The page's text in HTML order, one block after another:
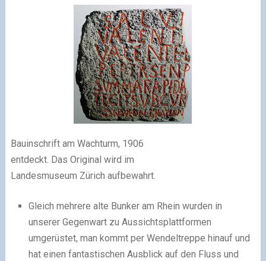
Bauinschrift am Wachturm, 1906
entdeckt. Das Original wird im
Landesmuseum Zürich aufbewahrt.
Gleich mehrere alte Bunker am Rhein wurden in
unserer Gegenwart zu Aussichtsplattformen
umgerüstet, man kommt per Wendeltreppe hinauf und
hat einen fantastischen Ausblick auf den Fluss und